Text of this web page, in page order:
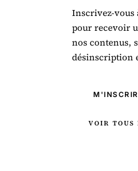
Inscrivez-vous
pour recevoir
nos contenus,
désinscription
VOIR TOUS